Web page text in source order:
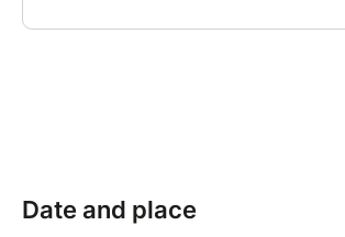
Date and place